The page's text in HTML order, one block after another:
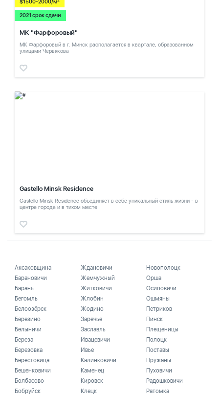
$1500-2000/м
2021 срок сдачи
МК "Фарфоровый"
МК Фарфоровый в г. Минск располагается в квартале, образованном
улицами Червякова
Gastello Minsk Residence
Gastello Minsk Residence объединяет в себе уникальный стиль жизни - в
центре города и в тихом месте
Аксаковщина
Барановичи
Барань
Бегомль
Белоозёрск
Березино
Белыничи
Береза
Березовка
Берестовица
Бешенковичи
Болбасово
Бобруйск
Ждановичи
Жемчужный
Житковичи
Жлобин
Жодино
Заречье
Заславль
Ивацевичи
Ивье
Калинковичи
Каменец
Кировск
Клецк
Новополоцк
Орша
Осиповичи
Ошмяны
Петриков
Пинск
Плещеницы
Полоцк
Поставы
Пружаны
Пуховичи
Радошковичи
Ратомка